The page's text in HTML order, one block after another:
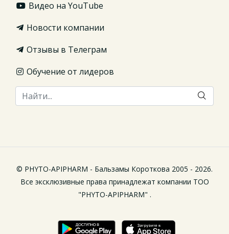
Видео на YouTube
Новости компании
Отзывы в Телеграм
Обучение от лидеров
© PHYTO-APIPHARM - Бальзамы Короткова 2005 - 2026.
Все эксклюзивные права принадлежат компании ТОО
"PHYTO-APIPHARM" .